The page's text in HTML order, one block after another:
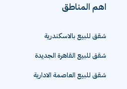
اهم المناطق
شقق للبيع بالاسكندرية
شقق للبيع القاهرة الجديدة
شقق للبيع العاصمة الادارية